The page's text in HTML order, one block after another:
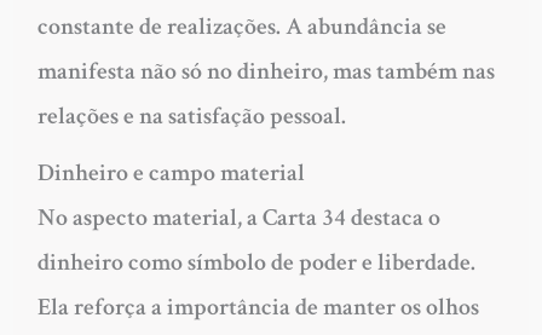
constante de realizações. A abundância se
manifesta não só no dinheiro, mas também nas
relações e na satisfação pessoal.
Dinheiro e campo material
No aspecto material, a Carta 34 destaca o
dinheiro como símbolo de poder e liberdade.
Ela reforça a importância de manter os olhos